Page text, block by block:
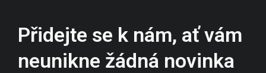
Přidejte se k nám, ať vám
neunikne žádná novinka